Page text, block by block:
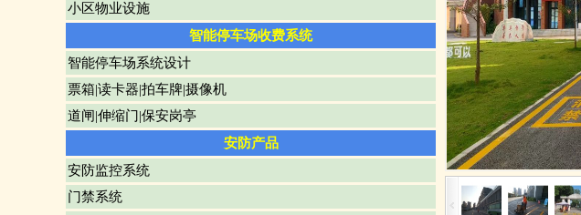
小区物业设施
智能停车场收费系统
智能停车场系统设计
票箱|读卡器|拍车牌|摄像机
道闸|伸缩门|保安岗亭
安防产品
安防监控系统
门禁系统
热熔残疾人车位